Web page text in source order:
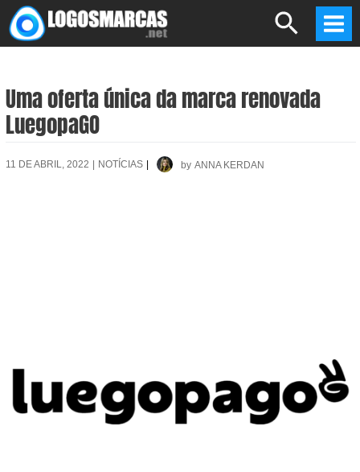
Skip
to
Search
Uma oferta única da marca renovada
LuegopaGO
11 DE ABRIL, 2022 NOTÍCIAS by ANNA KERDAN